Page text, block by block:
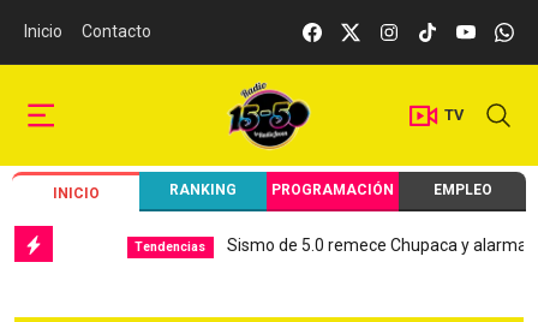
Inicio Contacto
TV
INICIO RANKING PROGRAMACIÓN EMPLEO
Tendencias Sismo de 5.0 remece Chupaca y alarma a